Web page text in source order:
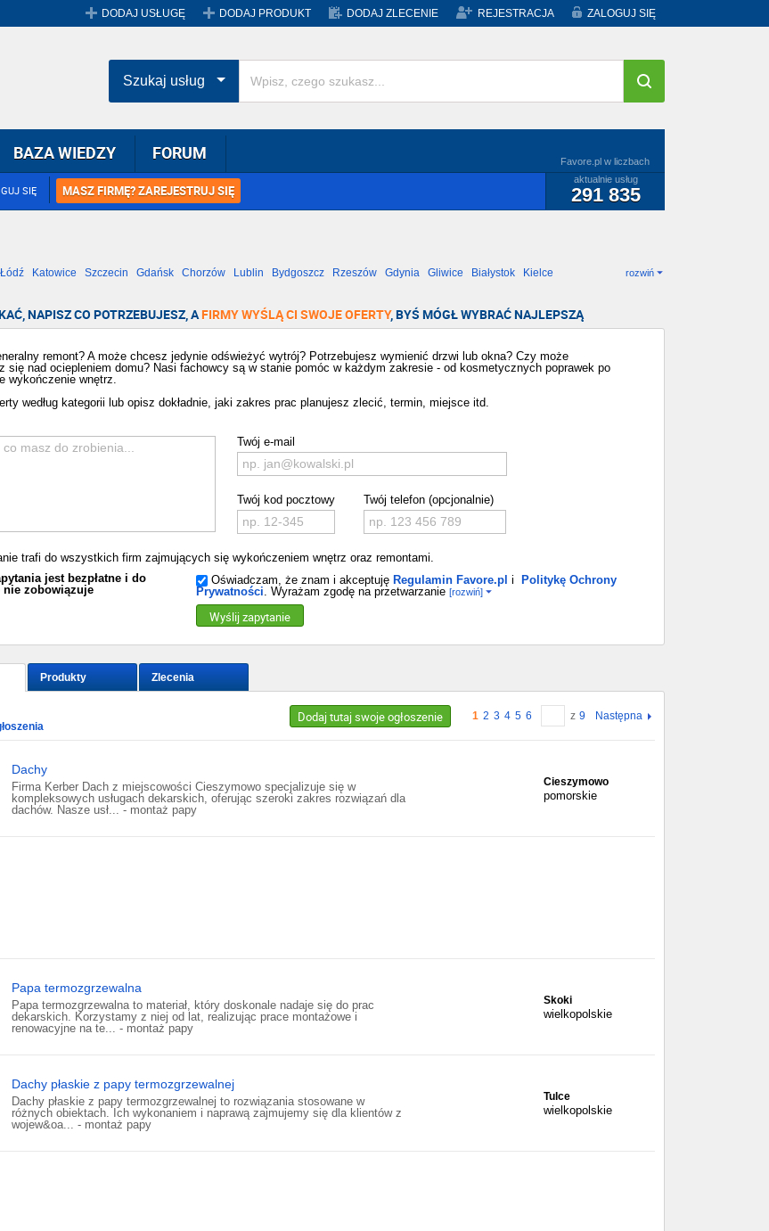
DODAJ USŁUGĘ DODAJ PRODUKT DODAJ ZLECENIE REJESTRACJA ZALOGUJ SIĘ
SIĘ MASZ FIRMĘ? ZAREJESTRUJ SIĘ
Favore.pl w liczbach
aktualnie usług
291 835
BAZA WIEDZY FORUM
Szukaj usług
Łódź Katowice Szczecin Gdańsk Chorzów Lublin Bydgoszcz Rzeszów Gdynia Gliwice Białystok
Kielce
rozwiń
NAPISZ CO POTRZEBUJESZ, AFIRMY WYŚLĄ CI SWOJE OFERTY, BYŚ MÓGŁ WYBRAĆ NAJLEPSZĄ
remont? A może chcesz jedynie odświeżyć wytrój? Potrzebujesz wymienić drzwi lub okna? Czy może
się nad ociepleniem domu? Nasi fachowcy są w stanie pomóc w każdym zakresie - od kosmetycznych poprawek po
wykończenie wnętrz.
według kategorii lub opisz dokładnie, jaki zakres prac planujesz zlecić, termin, miejsce itd.
Twój e-mail
Twój kod pocztowy Twój telefon (opcjonalnie)
trafi do wszystkich firm zajmujących się wykończeniem wnętrz oraz remontami.
jest bezpłatne i do
nie zobowiązuje
Oświadczam, że znam i akceptuję Regulamin Favore.pl i
Politykę Ochrony
Prywatności. Wyrażam zgodę na przetwarzanie [rozwiń]
Wyślij zapytanie
Produkty Zlecenia
Dodaj tutaj swoje ogłoszenie 1 2 3 4 5 6 z 9 Następna
Dachy
Firma Kerber Dach z miejscowości Cieszymowo specjalizuje się w
kompleksowych usługach dekarskich, oferując szeroki zakres rozwiązań dla
dachów. Nasze usł... - montaż papy
Cieszymowo
pomorskie
Papa termozgrzewalna
Papa termozgrzewalna to materiał, który doskonale nadaje się do prac
dekarskich. Korzystamy z niej od lat, realizując prace montażowe i
renowacyjne na te... - montaż papy
Skoki
wielkopolskie
Dachy płaskie z papy termozgrzewalnej
Dachy płaskie z papy termozgrzewalnej to rozwiązania stosowane w
różnych obiektach. Ich wykonaniem i naprawą zajmujemy się dla klientów z
wojew&oa... - montaż papy
Tulce
wielkopolskie